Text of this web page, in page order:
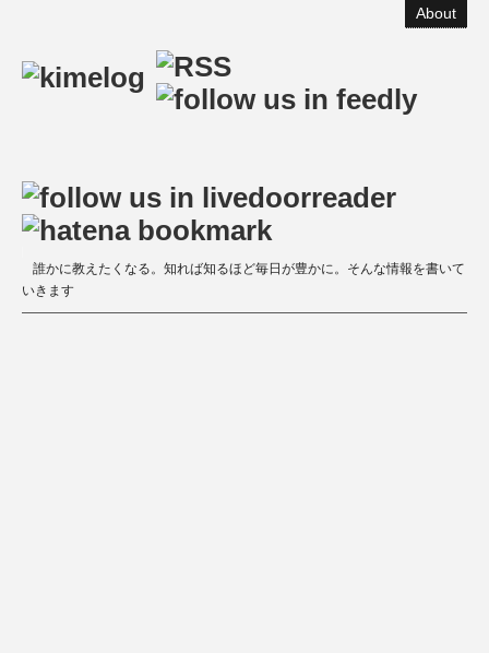
About
誰かに教えたくなる。知れば知るほど毎日が豊かに。そんな情報を書いて
いきます